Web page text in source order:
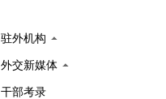
驻外机构
外交新媒体
干部考录